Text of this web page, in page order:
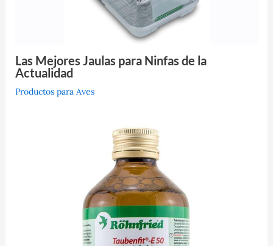
Las Mejores Jaulas para Ninfas de la
Actualidad
Productos para Aves